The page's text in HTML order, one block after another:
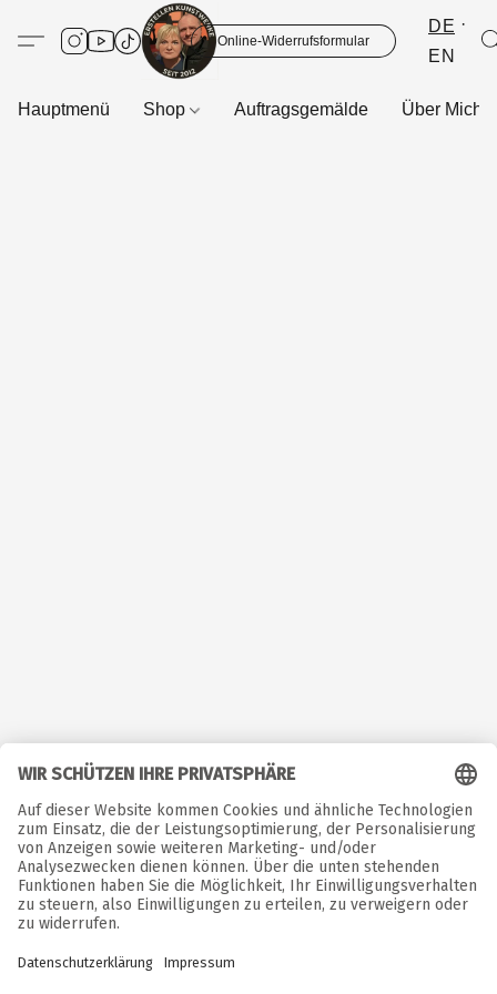
Online-Widerrufsformular
DE
EN
Hauptmenü Shop Auftragsgemälde Über Mich